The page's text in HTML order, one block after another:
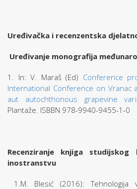
Uređivačka i recenzentska
Uređivanje monografija
1. In: V. Maraš (Ed) Conference
International Conference on Vranac
aut autochthonous grapevine
Plantaže. ISBBN 978-9940-9455-1-0
Recenziranje knjiga
inostranstvu
1.M. Blesić (2016): Tehnologija